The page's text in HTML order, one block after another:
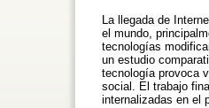
La llegada de
el mundo,
tecnologías
un estudio
tecnología provoca
social. El trabajo
internalizadas en el